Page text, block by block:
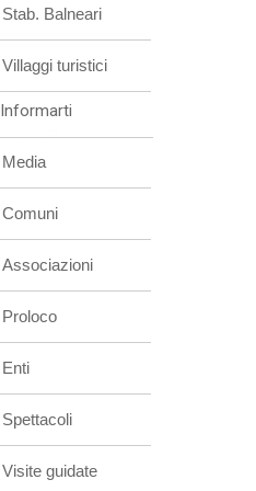
Stab. Balneari
Villaggi turistici
Informarti
Media
Comuni
Associazioni
Proloco
Enti
Spettacoli
Visite guidate